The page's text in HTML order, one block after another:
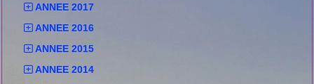
ANNEE 2017
ANNEE 2016
ANNEE 2015
ANNEE 2014